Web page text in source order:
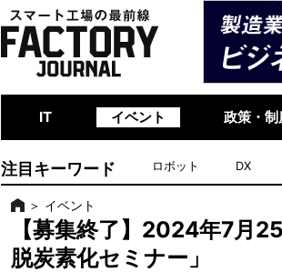
IT イベント 政策・制
注目キーワード ロボット DX
＞ イベント
【募集終了】2024年7月
脱炭素化セミナー」